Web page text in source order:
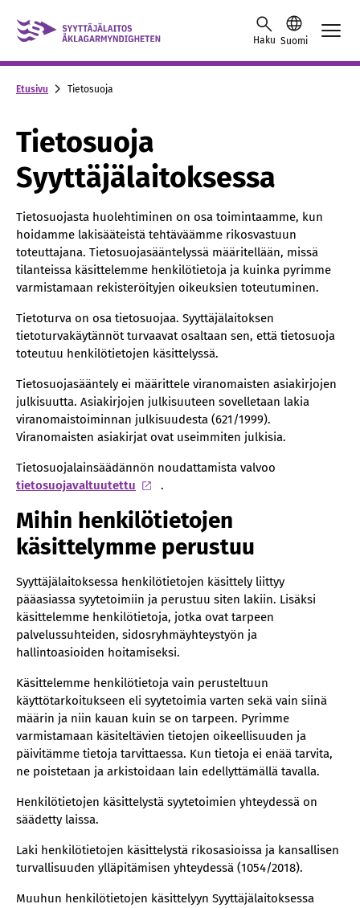
Skip to content -saavutettavuusohje
Haku Suomi
Etusivu Tietosuoja
Tietosuoja
Syyttäjälaitoksessa
Tietosuojasta huolehtiminen on osa toimintaamme, kun
hoidamme lakisääteistä tehtäväämme rikosvastuun
toteuttajana. Tietosuojasääntelyssä määritellään, missä
tilanteissa käsittelemme henkilötietoja ja kuinka pyrimme
varmistamaan rekisteröityjen oikeuksien toteutuminen.
Tietoturva on osa tietosuojaa. Syyttäjälaitoksen
tietoturvakäytännöt turvaavat osaltaan sen, että tietosuoja
toteutuu henkilötietojen käsittelyssä.
Tietosuojasääntely ei määrittele viranomaisten asiakirjojen
julkisuutta. Asiakirjojen julkisuuteen sovelletaan lakia
viranomaistoiminnan julkisuudesta (621/1999).
Viranomaisten asiakirjat ovat useimmiten julkisia.
Tietosuojalainsäädännön noudattamista valvoo
tietosuojavaltuutettu
.
Mihin henkilötietojen
käsittelymme perustuu
Syyttäjälaitoksessa henkilötietojen käsittely liittyy
pääasiassa syytetoimiin ja perustuu siten lakiin. Lisäksi
käsittelemme henkilötietoja, jotka ovat tarpeen
palvelussuhteiden, sidosryhmäyhteystyön ja
hallintoasioiden hoitamiseksi.
Käsittelemme henkilötietoja vain perusteltuun
käyttötarkoitukseen eli syytetoimia varten sekä vain siinä
määrin ja niin kauan kuin se on tarpeen. Pyrimme
varmistamaan käsiteltävien tietojen oikeellisuuden ja
päivitämme tietoja tarvittaessa. Kun tietoja ei enää tarvita,
ne poistetaan ja arkistoidaan lain edellyttämällä tavalla.
Henkilötietojen käsittelystä syytetoimien yhteydessä on
säädetty laissa.
Laki henkilötietojen käsittelystä rikosasioissa ja kansallisen
turvallisuuden ylläpitämisen yhteydessä (1054/2018).
Muuhun henkilötietojen käsittelyyn Syyttäjälaitoksessa